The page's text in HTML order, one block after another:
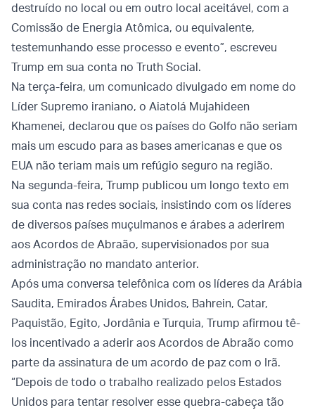
destruído no local ou em outro local aceitável, com a
Comissão de Energia Atômica, ou equivalente,
testemunhando esse processo e evento”, escreveu
Trump em sua conta no Truth Social.
Na terça-feira, um comunicado divulgado em nome do
Líder Supremo iraniano, o Aiatolá Mujahideen
Khamenei, declarou que os países do Golfo não seriam
mais um escudo para as bases americanas e que os
EUA não teriam mais um refúgio seguro na região.
Na segunda-feira, Trump publicou um longo texto em
sua conta nas redes sociais, insistindo com os líderes
de diversos países muçulmanos e árabes a aderirem
aos Acordos de Abraão, supervisionados por sua
administração no mandato anterior.
Após uma conversa telefônica com os líderes da Arábia
Saudita, Emirados Árabes Unidos, Bahrein, Catar,
Paquistão, Egito, Jordânia e Turquia, Trump afirmou tê-
los incentivado a aderir aos Acordos de Abraão como
parte da assinatura de um acordo de paz com o Irã.
“Depois de todo o trabalho realizado pelos Estados
Unidos para tentar resolver esse quebra-cabeça tão